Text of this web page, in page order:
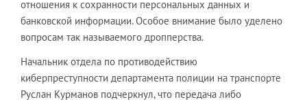
отношения к сохранности персональных данных и
банковской информации. Особое внимание было уделено
вопросам так называемого дропперства.
Начальник отдела по противодействию
киберпреступности департамента полиции на транспорте
Руслан Курманов подчеркнул, что передача либо